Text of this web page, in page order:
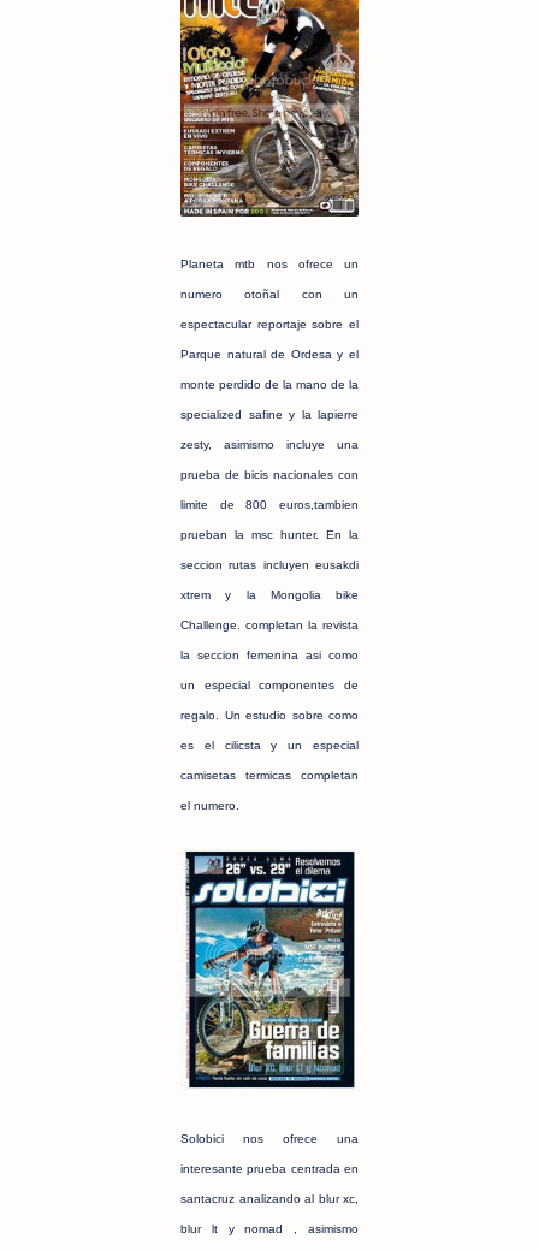
Planeta mtb nos ofrece un
numero otoñal con un
espectacular reportaje sobre el
Parque natural de Ordesa y el
monte perdido de la mano de la
specialized safine y la lapierre
zesty, asimismo incluye una
prueba de bicis nacionales con
limite de 800 euros,tambien
prueban la msc hunter. En la
seccion rutas incluyen eusakdi
xtrem y la Mongolia bike
Challenge. completan la revista
la seccion femenina asi como
un especial componentes de
regalo. Un estudio sobre como
es el cilicsta y un especial
camisetas termicas completan
el numero.
Solobici nos ofrece una
interesante prueba centrada en
santacruz analizando al blur xc,
blur lt y nomad , asimismo